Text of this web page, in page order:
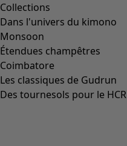
Collections
Dans l'univers du kimono
Monsoon
Étendues champêtres
Coimbatore
Les classiques de Gudrun
Des tournesols pour le HCR